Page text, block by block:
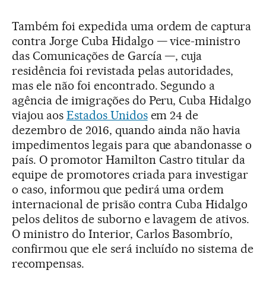
Também foi expedida uma ordem de captura
contra Jorge Cuba Hidalgo — vice-ministro
das Comunicações de García —, cuja
residência foi revistada pelas autoridades,
mas ele não foi encontrado. Segundo a
agência de imigrações do Peru, Cuba Hidalgo
viajou aos Estados Unidosem 24 de
dezembro de 2016, quando ainda não havia
impedimentos legais para que abandonasse o
país. O promotor Hamilton Castro titular da
equipe de promotores criada para investigar
o caso, informou que pedirá uma ordem
internacional de prisão contra Cuba Hidalgo
pelos delitos de suborno e lavagem de ativos.
O ministro do Interior, Carlos Basombrío,
confirmou que ele será incluído no sistema de
recompensas.